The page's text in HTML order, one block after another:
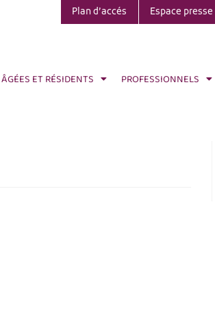
Plan d’accés Espace presse
ET RÉSIDENTS PROFESSIONNELS